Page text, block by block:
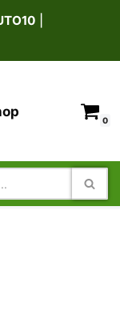
0